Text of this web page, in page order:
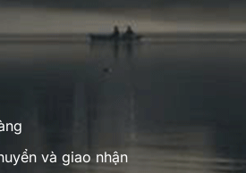
và giao nhận